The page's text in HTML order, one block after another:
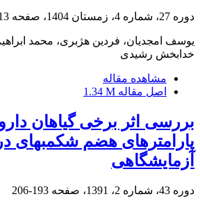
دوره 27، شماره 4، زمستان 1404، صفحه
یوسف امجدیان، فردین هژبری، محمد
خدابخش رشیدی
مشاهده مقاله
اصل مقاله 1.34 M
بررسی اثر برخی گیاهان
پارامترهای هضم شکمبه‏ای
آزمایشگاهی
دوره 43، شماره 2، 1391، صفحه 193-206